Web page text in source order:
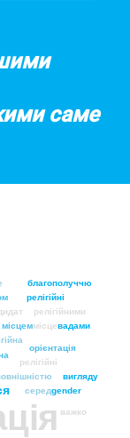
саме
місцем
релігійні
серед
місце
орієнтація
релiгiйнi
релігійними
gender
благополуччю
вадами
важко
вигляду